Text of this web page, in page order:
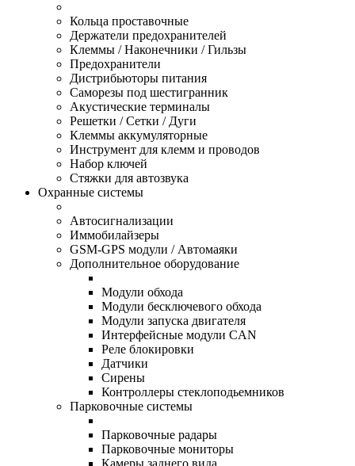
Кольца проставочные
Держатели предохранителей
Клеммы / Наконечники / Гильзы
Предохранители
Дистрибьюторы питания
Саморезы под шестигранник
Акустические терминалы
Решетки / Сетки / Дуги
Клеммы аккумуляторные
Инструмент для клемм и проводов
Набор ключей
Стяжки для автозвука
Охранные системы
Автосигнализации
Иммобилайзеры
GSM-GPS модули / Автомаяки
Дополнительное оборудование
Модули обхода
Модули бесключевого обхода
Модули запуска двигателя
Интерфейсные модули CAN
Реле блокировки
Датчики
Сирены
Контроллеры стеклоподьемников
Парковочные системы
Парковочные радары
Парковочные мониторы
Камеры заднего вида